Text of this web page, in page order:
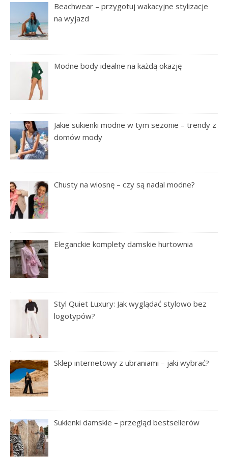
Beachwear – przygotuj wakacyjne stylizacje
na wyjazd
Modne body idealne na każdą okazję
Jakie sukienki modne w tym sezonie – trendy z
domów mody
Chusty na wiosnę – czy są nadal modne?
Eleganckie komplety damskie hurtownia
Styl Quiet Luxury: Jak wyglądać stylowo bez
logotypów?
Sklep internetowy z ubraniami – jaki wybrać?
Sukienki damskie – przegląd bestsellerów